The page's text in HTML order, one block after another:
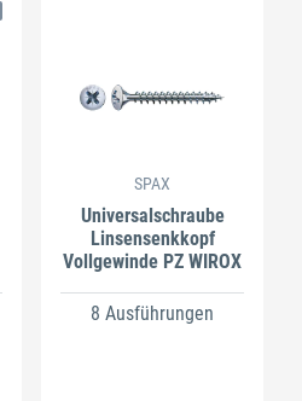
SPAX
Universalschraube
Linsensenkkopf
Vollgewinde PZ WIROX
8 Ausführungen